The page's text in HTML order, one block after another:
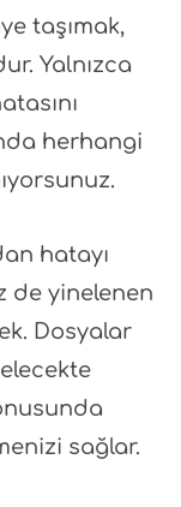
taşımak,
Yalnızca
herhangi
hatayı
de yinelenen
Dosyalar
sağlar.